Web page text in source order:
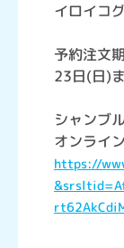
イロイコ
予約注文
23日(日)
シャンブ
オンライ
https://